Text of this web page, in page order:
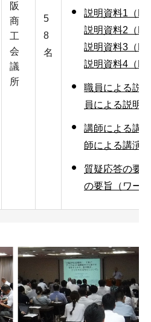
阪
商
工
会
議
所
5
8
名
説明資料1（
説明資料2（
説明資料3（
説明資料4（
職員による説
員による説明
講師による講
師による講演
質疑応答の要
の要旨（ワー